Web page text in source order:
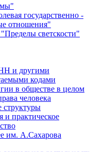
государственно -
отношения"
светскости"
и другими
кодами
в обществе в целом
человека
и практическое
им. А.Сахарова